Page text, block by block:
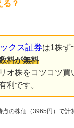
る？
クス証券は1株ず
料が無料
オ株をコツコツ買
利です。
の株価（3965円）で計